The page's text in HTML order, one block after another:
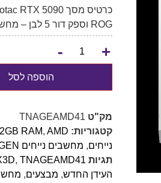
ROG וספק דור 5 לבן – מחשב עילית למשחקים ויצירה מתקדמת.
+
-
הוספה לסל
מק"ט TNAGEAMD41
קטגוריות:
RAM, AMD
נייחים, מחשבים נייחים AI GEN
תגיות
, TNAGEAMD41
העידן החדש, מבצעים, מחשב